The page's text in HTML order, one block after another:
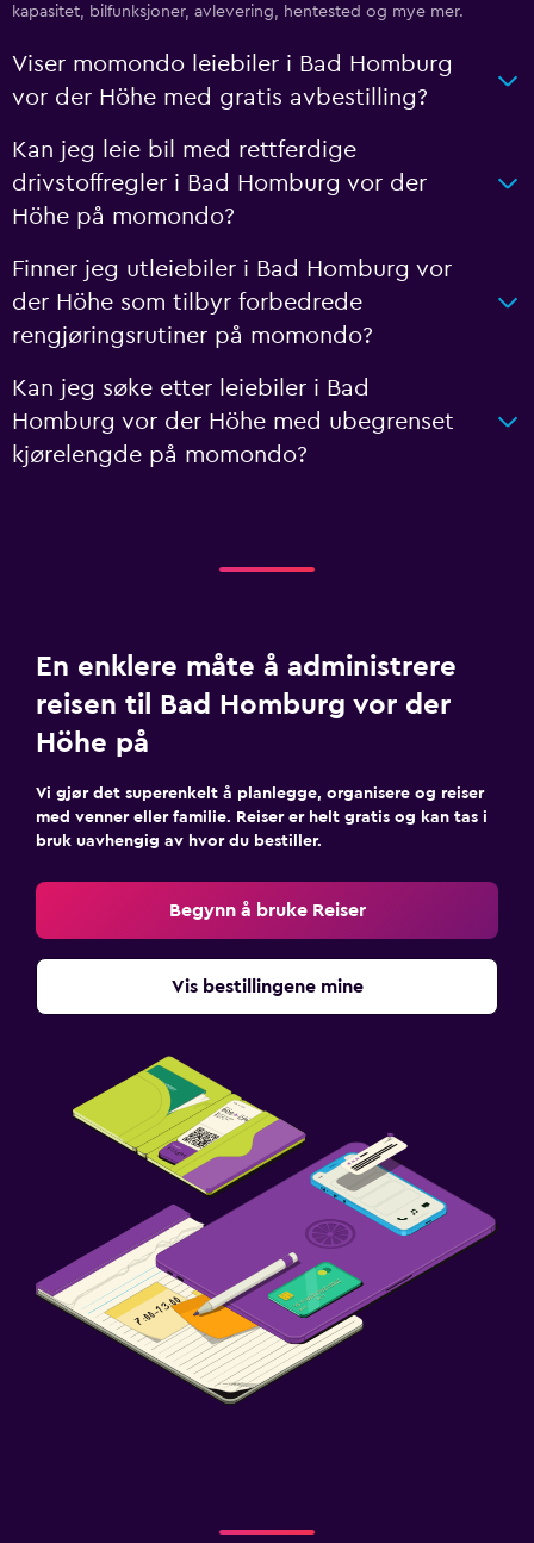
kapasitet, bilfunksjoner, avlevering, hentested og mye mer.
Viser momondo leiebiler i Bad Homburg
vor der Höhe med gratis avbestilling?
Kan jeg leie bil med rettferdige
drivstoffregler i Bad Homburg vor der
Höhe på momondo?
Finner jeg utleiebiler i Bad Homburg vor
der Höhe som tilbyr forbedrede
rengjøringsrutiner på momondo?
Kan jeg søke etter leiebiler i Bad
Homburg vor der Höhe med ubegrenset
kjørelengde på momondo?
En enklere måte å administrere
reisen til Bad Homburg vor der
Höhe på
Vi gjør det superenkelt å planlegge, organisere og reiser
med venner eller familie. Reiser er helt gratis og kan tas i
bruk uavhengig av hvor du bestiller.
Begynn å bruke Reiser
Vis bestillingene mine